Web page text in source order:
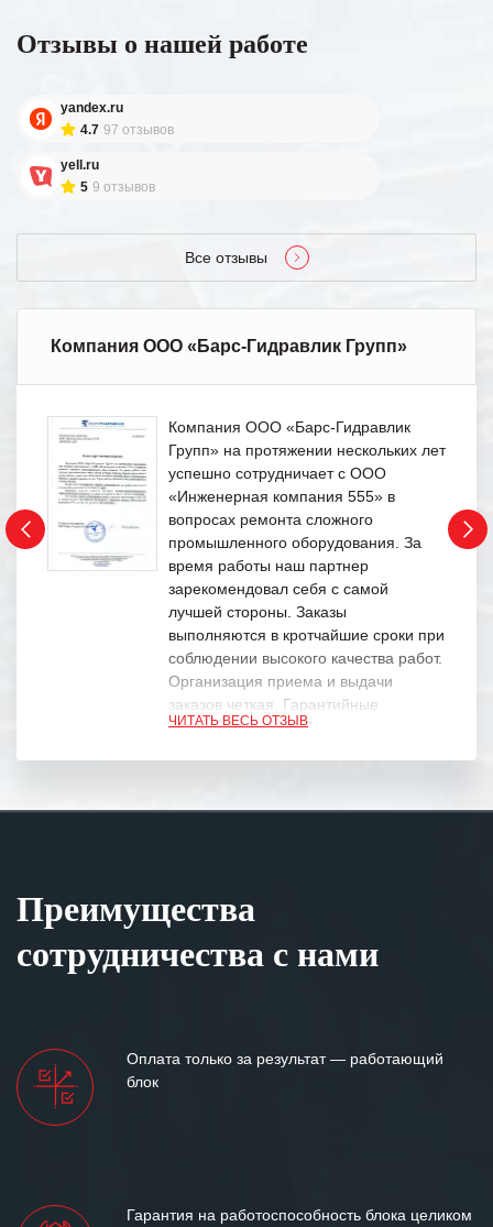
Отзывы о нашей работе
yandex.ru
4.7 97 отзывов
yell.ru
5 9 отзывов
Все отзывы
Компания ООО «Барс-Гидравлик Групп»
Компания ООО «Барс-Гидравлик
Групп» на протяжении нескольких лет
успешно сотрудничает с ООО
«Инженерная компания 555» в
вопросах ремонта сложного
промышленного оборудования. За
время работы наш партнер
зарекомендовал себя с самой
лучшей стороны. Заказы
выполняются в кротчайшие сроки при
соблюдении высокого качества работ.
Организация приема и выдачи
заказов четкая. Гарантийные
обязательства выполняются в
Особенно хочется отметить высокую
клиентоориентированность
персонала Вашей компании,
между нашими компаниями открытые
ЧИТАТЬ ВЕСЬ ОТЗЫВ
Преимущества
сотрудничества с нами
Оплата только за результат — работающий
блок
Гарантия на работоспособность блока целиком